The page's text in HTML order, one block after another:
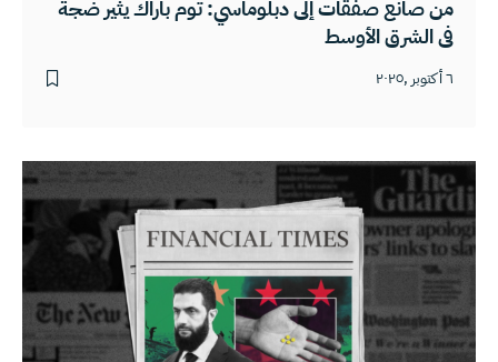
من صانع صفقات إلى دبلوماسي: توم باراك يثير ضجة
في الشرق الأوسط
٦ أكتوبر ,٢٠٢٥